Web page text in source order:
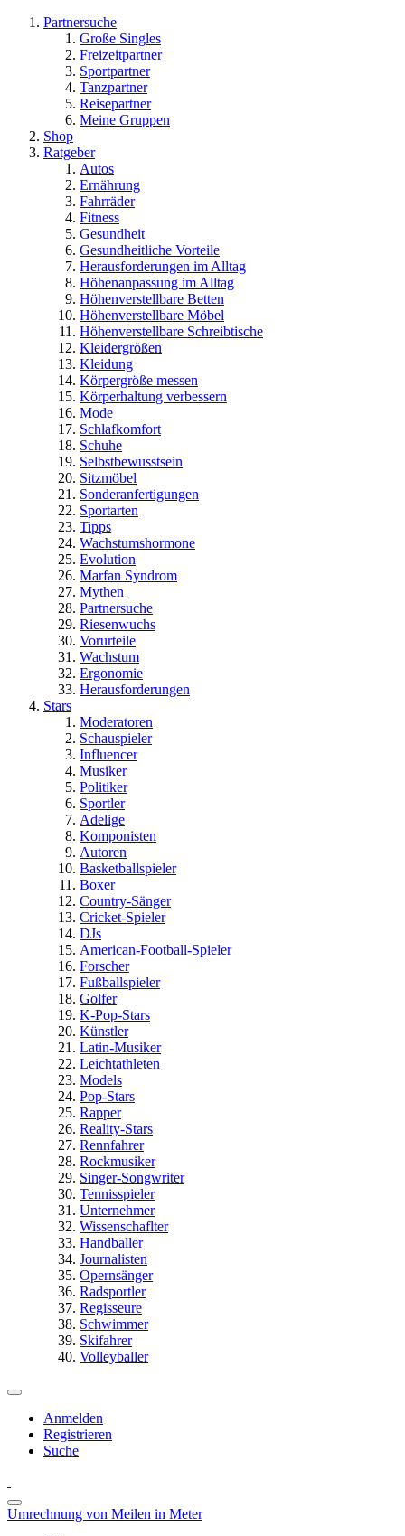
Partnersuche
Große Singles
Freizeitpartner
Sportpartner
Tanzpartner
Reisepartner
Meine Gruppen
Shop
Ratgeber
Autos
Ernährung
Fahrräder
Fitness
Gesundheit
Gesundheitliche Vorteile
Herausforderungen im Alltag
Höhenanpassung im Alltag
Höhenverstellbare Betten
Höhenverstellbare Möbel
Höhenverstellbare Schreibtische
Kleidergrößen
Kleidung
Körpergröße messen
Körperhaltung verbessern
Mode
Schlafkomfort
Schuhe
Selbstbewusstsein
Sitzmöbel
Sonderanfertigungen
Sportarten
Tipps
Wachstumshormone
Evolution
Marfan Syndrom
Mythen
Partnersuche
Riesenwuchs
Vorurteile
Wachstum
Ergonomie
Herausforderungen
Stars
Moderatoren
Schauspieler
Influencer
Musiker
Politiker
Sportler
Adelige
Komponisten
Autoren
Basketballspieler
Boxer
Country-Sänger
Cricket-Spieler
DJs
American-Football-Spieler
Forscher
Fußballspieler
Golfer
K-Pop-Stars
Künstler
Latin-Musiker
Leichtathleten
Models
Pop-Stars
Rapper
Reality-Stars
Rennfahrer
Rockmusiker
Singer-Songwriter
Tennisspieler
Unternehmer
Wissenschaflter
Handballer
Journalisten
Opernsänger
Radsportler
Regisseure
Schwimmer
Skifahrer
Volleyballer
Anmelden
Registrieren
Suche
Umrechnung von Meilen in Meter